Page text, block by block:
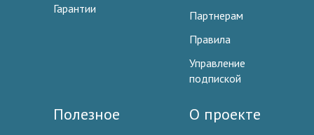
Гарантии
Партнерам
Правила
Управление
подпиской
Полезное О проекте